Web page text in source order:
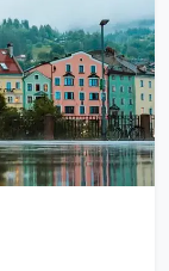
Ver detalles
Vuelo incluido